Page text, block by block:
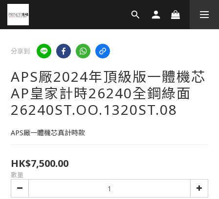
分享到
APS厰2024年頂級版一體機芯
AP皇家計時26240全鋼綠面
26240ST.OO.1320ST.08
APS厰一體機芯真計時款
HK$7,500.00
數量